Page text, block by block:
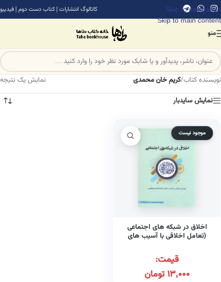
Skip to navigation
Skip to main content
کاتالوگ انتشارات | کتاب دست دوم | فیدیبو
منو
نویسنده کتاب/کریم خان محمدی
نمایش یک نتیجه
نمایش سایدبار
موجود نیست
اخلاق در شبکه های اجتماعی
(تعامل اخلاقی با آسیب های
قیمت:
13,000تومان